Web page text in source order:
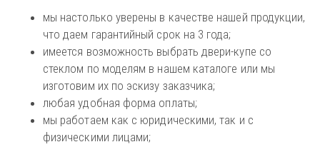
мы настолько уверены в качестве нашей продукции,
что даем гарантийный срок на 3 года;
имеется возможность выбрать двери-купе со
стеклом по моделям в нашем каталоге или мы
изготовим их по эскизу заказчика;
любая удобная форма оплаты;
мы работаем как с юридическими, так и с
физическими лицами;